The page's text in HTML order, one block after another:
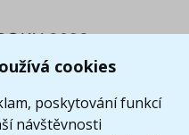
cookies
poskytování funkcí
návštěvnosti